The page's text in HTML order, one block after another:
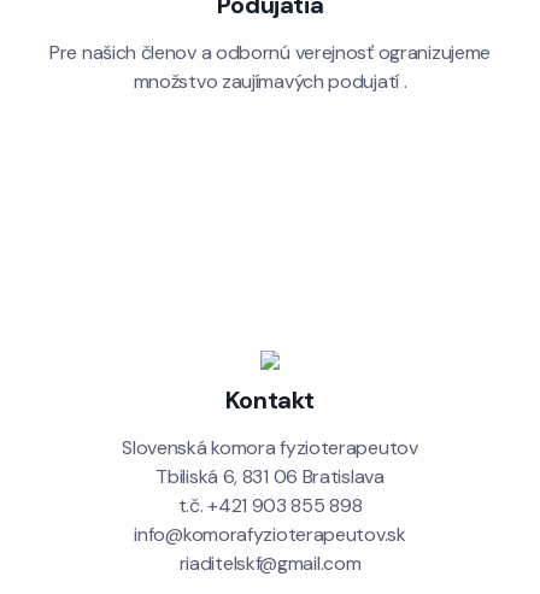
Pre našich členov a odbornú verejnosť ogranizujeme
množstvo zaujímavých podujatí .
Kontakt
Slovenská komora fyzioterapeutov
Tbiliská 6, 831 06 Bratislava
t.č. +421 903 855 898
info@komorafyzioterapeutov.sk
riaditelskf@gmail.com